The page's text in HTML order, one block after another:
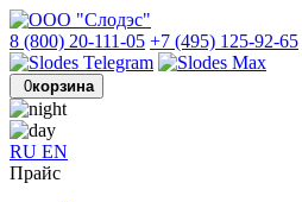
8 (800) 20-111-05 +7 (495) 125-92-65
0корзина
RU EN
Прайс